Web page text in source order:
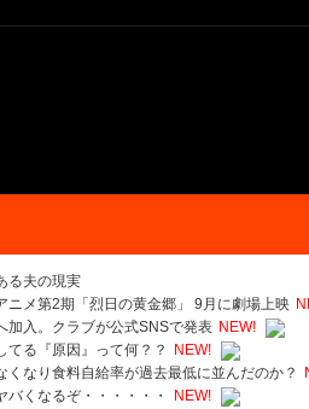
る夫の現実
ニメ第2期「烈日の黄金郷」 9月に劇場上映
加入。クラブが公式SNSで発表 NEW!
てる『原因』って何？？
NEW!
くなり食料自給率が過去最低に並んだのか？
バくなるぞ・・・・・・
NEW!